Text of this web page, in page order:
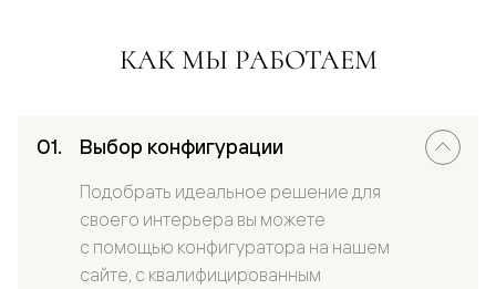
КАК МЫ РАБОТАЕМ
Выбор конфигурации
Подобрать идеальное решение для
своего интерьера вы можете
с помощью конфигуратора на нашем
сайте, с квалифицированным